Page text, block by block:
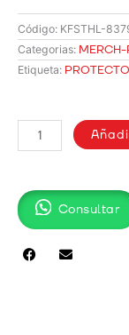
Código: KFSTHL-
Categorias:
Etiqueta:
PVC
CELULAR
HL-
8379
cantidad
Consultar